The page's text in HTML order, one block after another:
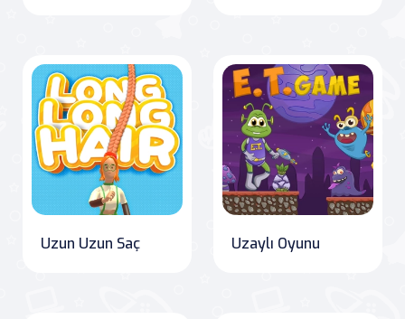
Uzun Uzun Saç Uzaylı Oyunu